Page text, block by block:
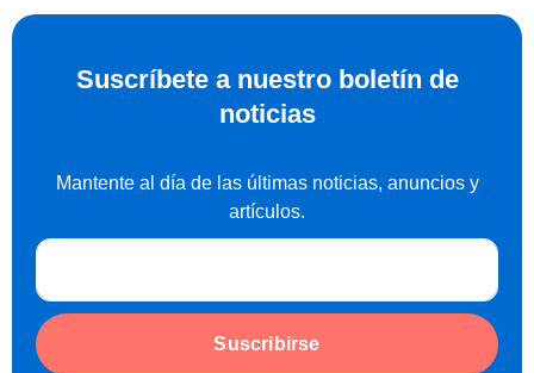
Suscríbete a nuestro boletín de
noticias
Mantente al día de las últimas noticias, anuncios y
artículos.
Suscribirse